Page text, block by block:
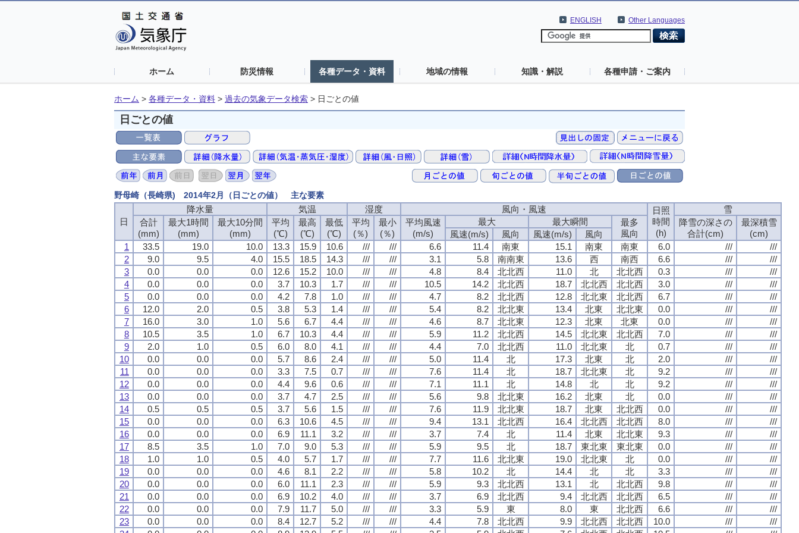
Other Languages
ENGLISH
ホーム 防災情報 各種データ・資料 地域の情報 知識・解説 各種申請・ご案内
ホーム > 各種データ・資料 > 過去の気象データ検索 > 日ごとの値
日ごとの値
野母崎（長崎県) 2014年2月（日ごとの値） 主な要素
日
降水量 気温 湿度 風向・風速
日照
時間
(h)
雪
合計
(mm)
最大1時間
(mm)
最大10分間
(mm)
平均
(℃)
最高
(℃)
最低
(℃)
平均
(％)
最小
(％)
平均風速
(m/s)
最大 最大瞬間
最多
風向
降雪の深さの
合計(cm)
最深積雪
(cm)
風速(m/s) 風向 風速(m/s)
風向
1
33.5 19.0 10.0 13.3 15.9 10.6 /// /// 6.6 11.4 南東 15.1 南東 南東 6.0 ///
///
2
9.0 9.5 4.0 15.5 18.5 14.3 /// /// 3.1 5.8 南南東 13.6 西 南西 6.6 ///
///
3
0.0 0.0 0.0 12.6 15.2 10.0 /// /// 4.8 8.4 北北西 11.0 北 北北西 0.3 ///
///
4
0.0 0.0 0.0 3.7 10.3 1.7 /// /// 10.5 14.2 北北西 18.7 北北西 北北西 3.0 ///
///
5
0.0 0.0 0.0 4.2 7.8 1.0 /// /// 4.7 8.2 北北西 12.8 北北東 北北西 6.7 ///
///
6
12.0 2.0 0.5 3.8 5.3 1.4 /// /// 5.4 8.2 北北東 13.4 北東 北北東 0.0 ///
///
7
16.0 3.0 1.0 5.6 6.7 4.4 /// /// 4.6 8.7 北北東 12.3 北東 北東 0.0 ///
///
8
10.5 3.5 1.0 6.7 10.3 4.4 /// /// 5.9 11.2 北北西 14.5 北北東 北北西 7.0 ///
///
9
2.0 1.0 0.5 6.0 8.0 4.1 /// /// 4.4 7.0 北北西 11.0 北北東 北 0.7 ///
///
10
0.0 0.0 0.0 5.7 8.6 2.4 /// /// 5.0 11.4 北 17.3 北東 北 2.0 ///
///
11
0.0 0.0 0.0 3.3 7.5 0.7 /// /// 7.6 11.4 北 18.7 北北東 北 9.2 ///
///
12
0.0 0.0 0.0 4.4 9.6 0.6 /// /// 7.1 11.1 北 14.8 北 北 9.2 ///
///
13
0.0 0.0 0.0 3.7 4.7 2.5 /// /// 5.6 9.8 北北東 16.2 北東 北 0.0 ///
///
14
0.5 0.5 0.5 3.7 5.6 1.5 /// /// 7.6 11.9 北北東 18.7 北東 北北西 0.0 ///
///
15
0.0 0.0 0.0 6.3 10.6 4.5 /// /// 9.4 13.1 北北西 16.4 北北西 北北西 8.0 ///
///
16
0.0 0.0 0.0 6.9 11.1 3.2 /// /// 3.7 7.4 北 11.4 北東 北北東 9.3 ///
///
17
8.5 3.5 1.0 7.0 9.0 5.3 /// /// 5.9 9.5 北 18.7 東北東 東北東 0.0 ///
///
18
1.0 1.0 0.5 4.0 5.7 1.7 /// /// 7.7 11.6 北北東 19.0 北北東 北 0.0 ///
///
19
0.0 0.0 0.0 4.6 8.1 2.2 /// /// 5.8 10.2 北 14.4 北 北 3.3 ///
///
20
0.0 0.0 0.0 6.0 11.1 2.3 /// /// 5.9 9.3 北北西 13.1 北 北北西 9.8 ///
///
21
0.0 0.0 0.0 6.9 10.2 4.0 /// /// 3.7 6.9 北北西 9.4 北北西 北北西 6.5 ///
///
22
0.0 0.0 0.0 7.9 11.7 5.0 /// /// 3.3 5.9 東 8.0 東 北北西 6.6 ///
///
23
0.0 0.0 0.0 8.4 12.7 5.2 /// /// 4.4 7.8 北北西 9.9 北北西 北北西 10.0 ///
///